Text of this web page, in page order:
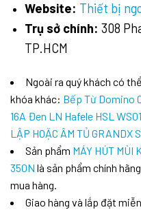
Website: Thiết bị
Trụ sở chính: 308
TP.HCM
Ngoài ra quý khách có
khóa khác: Bếp Từ Domino
16A Đen LN Hafele HSL
LẬP HOẶC ÂM TỦ GRANDX
Sản phẩm MÁY HÚT MÙI
350N là sản phẩm chính
mua hàng.
Giao hàng và lắp đặt